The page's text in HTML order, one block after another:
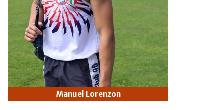
Manuel Lorenzon